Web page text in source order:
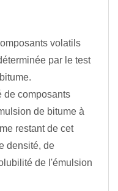
volatils
par le test
de composants
de bitume à
restant de cet
densité, de
de l'émulsion